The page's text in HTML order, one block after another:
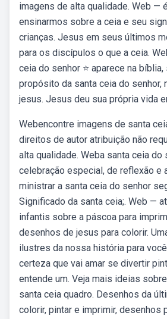
imagens de alta qualidade. Web —
ensinarmos sobre a ceia e seu
crianças. Jesus em seus últimos
para os discípulos o que a ceia.
ceia do senhor ⭐ aparece na
propósito da santa ceia do senhor,
jesus. Jesus deu sua própria vida
Webencontre imagens de santa
direitos de autor atribuição não
alta qualidade. Weba santa ceia do
celebração especial, de reflexão e
ministrar a santa ceia do senhor
Significado da santa ceia;. Web —
infantis sobre a páscoa para
desenhos de jesus para colorir.
ilustres da nossa história para
certeza que vai amar se divertir
entende um. Veja mais ideias
santa ceia quadro. Desenhos da
colorir, pintar e imprimir, desenhos